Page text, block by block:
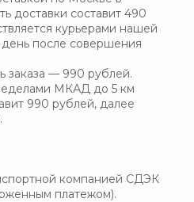
доставки составит 490
курьерами нашей
после совершения
заказа — 990 рублей.
МКАД до 5 км
990 рублей, далее
компанией СДЭК
платежом).